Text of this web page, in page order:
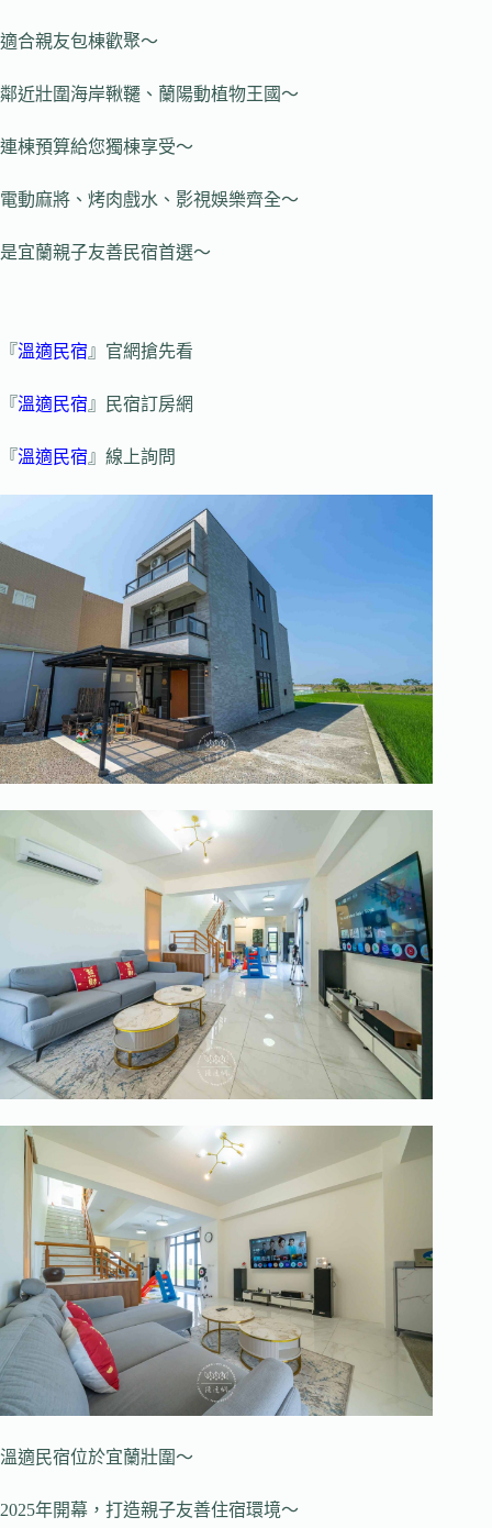
適合親友包棟歡聚～
鄰近壯圍海岸鞦韆、蘭陽動植物王國～
連棟預算給您獨棟享受～
電動麻將、烤肉戲水、影視娛樂齊全～
是宜蘭親子友善民宿首選～
『溫適民宿』官網搶先看
『溫適民宿』民宿訂房網
『溫適民宿』線上詢問
溫適民宿位於宜蘭壯圍～
2025年開幕，打造親子友善住宿環境～